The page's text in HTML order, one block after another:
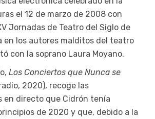
el 12 de marzo de 2008 con
Jornadas de Teatro del Siglo de
en los autores malditos del teatro
con la soprano Laura Moyano.
Los Conciertos que Nunca se
2020), recoge las
en directo que Cidrón tenía
de 2020 y que, debido a la